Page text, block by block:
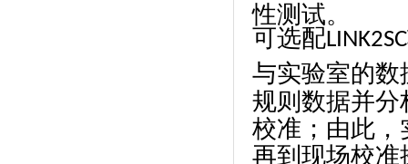
性测试。
可选配LINK2SC
与实验室的数
规则数据并分
校准；由此，
再到现场校准